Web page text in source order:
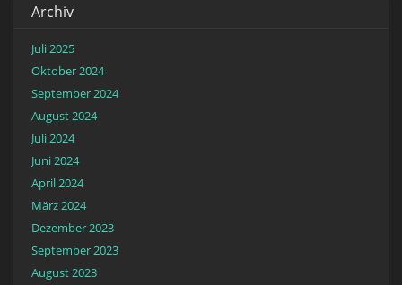
Archiv
Juli 2025
Oktober 2024
September 2024
August 2024
Juli 2024
Juni 2024
April 2024
März 2024
Dezember 2023
September 2023
August 2023